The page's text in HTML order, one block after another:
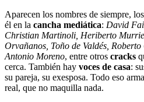
Aparecen los nombres de siempre,
él en la cancha mediática: David
Christian Martinoli, Heriberto
Orvañanos, Toño de Valdés, Roberto
Antonio Moreno, entre otros cracks
cerca. También hay voces de casa:
su pareja, su exesposa. Todo eso
real, que no maquilla nada.